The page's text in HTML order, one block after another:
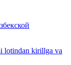
lotindan kirillga va